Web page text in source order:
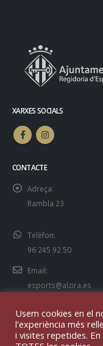
Adreça:
Telèfon:
Email:
Usem cookies en el
l'experiència més
i visites repetides.